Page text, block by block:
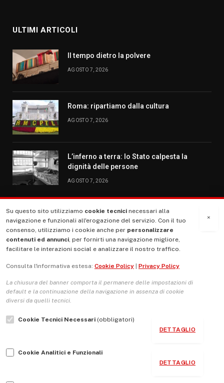
ULTIMI ARTICOLI
Il tempo dietro la polvere
AGOSTO 7, 2026
Roma: ripartiamo dalla cultura
AGOSTO 7, 2026
L’inferno a terra: lo Stato calpesta la
dignità delle persone
AGOSTO 7, 2026
MENU
La Nostra Storia
Le Copertine
L’Associazione
Indirizzo Socio Politico Culturale
Guida per le autrici e gli autori
×
Su questo sito utilizziamo cookie tecnici necessari alla
navigazione e funzionali all'erogazione del servizio. Con il tuo
consenso, utilizziamo i cookie anche per personalizzare
contenuti ed annunci, per fornirti una navigazione migliore,
facilitare le interazioni social e analizzare il nostro traffico.
Consulta l'informativa estesa: Cookie Policy Privacy Policy
La chiusura del banner comporta il permanere delle impostazioni di
default e la continuazione della navigazione in assenza di cookie
diversi da quelli tecnici.
Cookie Tecnici Necessari (obbligatori)
DETTAGLIO
Cookie Analitici e Funzionali
DETTAGLIO